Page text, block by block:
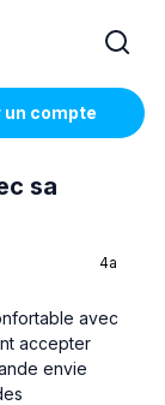
un compte
sa
4a
avec
accepter
envie